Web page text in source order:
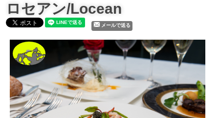
ロセアン/Locean
メールで送る